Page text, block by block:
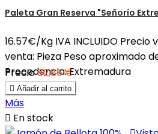
Paleta Gran Reserva "Señorío
16.57€/Kg IVA INCLUIDO Precio
venta: Pieza Peso aproximado
Procedencia: Extremadura
Precio82,85 €
 Añadir al carrito
Más
 En stock